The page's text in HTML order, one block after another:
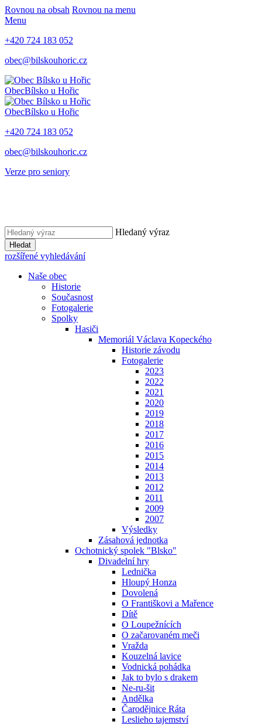
Rovnou na obsah Rovnou na menu
Menu
+420 724 183 052
obec@bilskouhoric.cz
ObecBílsko u Hořic
ObecBílsko u Hořic
+420 724 183 052
obec@bilskouhoric.cz
Verze pro seniory
Hledaný výraz
Hledat
rozšířené vyhledávání
Naše obec
Historie
Současnost
Fotogalerie
Spolky
Hasiči
Memoriál Václava Kopeckého
Historie závodu
Fotogalerie
2023
2022
2021
2020
2019
2018
2017
2016
2015
2014
2013
2012
2011
2009
2007
Výsledky
Zásahová jednotka
Ochotnický spolek "Blsko"
Divadelní hry
Lednička
Hloupý Honza
Dovolená
O Františkovi a Mařence
Dítě
O Loupežnících
O začarovaném meči
Vražda
Kouzelná lavice
Vodnická pohádka
Jak to bylo s drakem
Ne-ru-šit
Andělka
Čarodějnice Ráta
Leslieho tajemství